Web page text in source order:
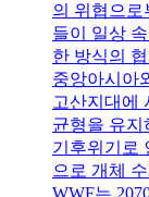
의 위협으
들이 일상
한 방식의
중앙아시아
고산지대에
균형을 유지
기후위기로
으로 개체